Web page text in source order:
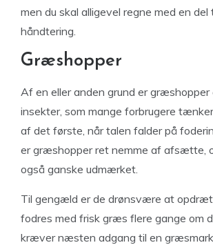
men du skal alligevel regne med en del
håndtering.
Græshopper
Af en eller anden grund er græshopper
insekter, som mange forbrugere
af det første, når talen falder på
er græshopper ret nemme af afsætte,
også ganske udmærket.
Til gengæld er de drønsvære at
fodres med frisk græs flere gange om
kræver næsten adgang til en